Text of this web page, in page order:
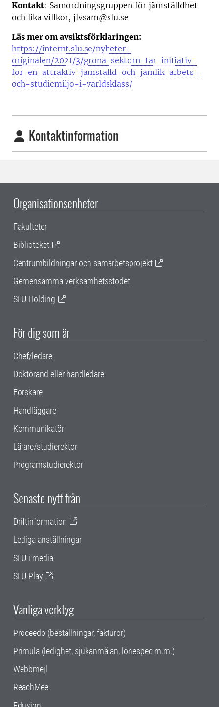
Kontakt: Samordningsgruppen för jämställdhet
och lika villkor, jlvsam@slu.se
Läs mer om avsiktsförklaringen:
https://internt.slu.se/nyheter-
originalen/2021/3/grona-sektorn-tar-initiativ-
for-en-attraktiv-jamstalld-och-jamlik-arbets--
och-studiemiljo-i-varldsklass/
Kontaktinformation
Organisationsenheter
Fakulteter
Biblioteket
Centrumbildningar och samarbetsprojekt
Gemensamma verksamhetsstödet
SLU Holding
För dig som är
Chef/ledare
Doktorand eller handledare
Forskare
Handläggare
Kommunikatör
Lärare/studierektor
Programstudierektor
Senaste nytt från
Driftinformation
Lediga anställningar
SLU i media
SLU Play
Vanliga verktyg
Proceedo (beställningar, fakturor)
Primula (ledighet, sjukanmälan, lönespec m.m.)
Webbmejl
ReachMee